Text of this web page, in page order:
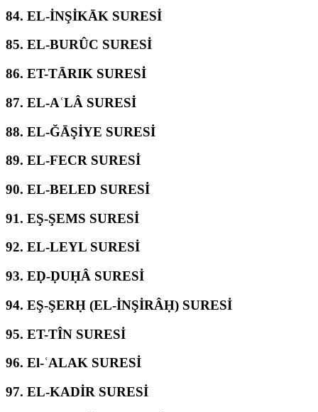
84. EL-İNŞİKĀK SURESİ
85. EL-BURÛC SURESİ
86. ET-TĀRIK SURESİ
87. EL-AʿLÂ SURESİ
88. EL-ĞĀŞİYE SURESİ
89. EL-FECR SURESİ
90. EL-BELED SURESİ
91. EŞ-ŞEMS SURESİ
92. EL-LEYL SURESİ
93. EḌ-ḌUḤÂ SURESİ
94. EŞ-ŞERḤ (EL-İNŞİRÂḤ) SURESİ
95. ET-TÎN SURESİ
96. El-ʿALAK SURESİ
97. EL-KADİR SURESİ